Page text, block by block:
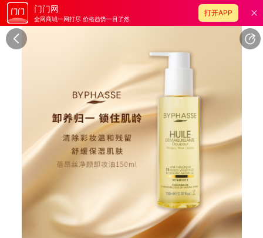
门门网
全网商城一网打尽 价格趋势一目了然
打开APP